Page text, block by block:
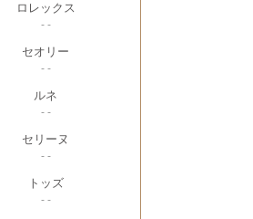
ロレックス
- -
セオリー
- -
ルネ
- -
セリーヌ
- -
トッズ
- -